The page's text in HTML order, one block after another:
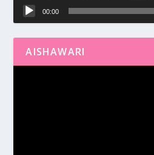
00:00
AISHAWARI